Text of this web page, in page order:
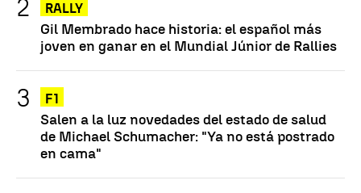
RALLY
Gil Membrado hace historia: el español más
joven en ganar en el Mundial Júnior de Rallies
F1
Salen a la luz novedades del estado de salud
de Michael Schumacher: "Ya no está postrado
en cama"